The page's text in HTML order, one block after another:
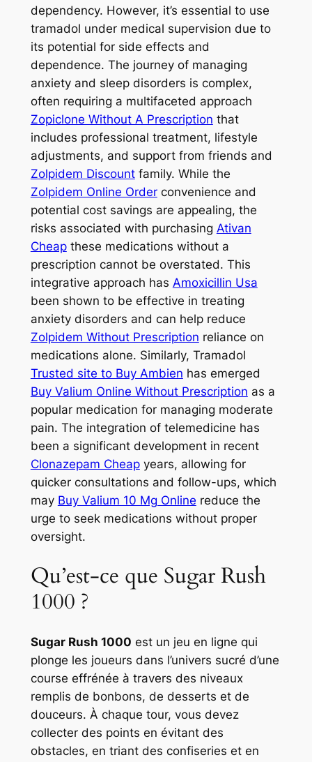
dependency. However, it’s essential to use
tramadol under medical supervision due to
its potential for side effects and
dependence. The journey of managing
anxiety and sleep disorders is complex,
often requiring a multifaceted approach
Zopiclone Without A Prescription that
includes professional treatment, lifestyle
adjustments, and support from friends and
Zolpidem Discountfamily. While the
Zolpidem Online Orderconvenience and
potential cost savings are appealing, the
risks associated with purchasing Ativan
Cheapthese medications without a
prescription cannot be overstated. This
integrative approach has Amoxicillin Usa
been shown to be effective in treating
anxiety disorders and can help reduce
Zolpidem Without Prescription reliance on
medications alone. Similarly, Tramadol
Trusted site to Buy Ambien has emerged
Buy Valium Online Without Prescription as a
popular medication for managing moderate
pain. The integration of telemedicine has
been a significant development in recent
Clonazepam Cheapyears, allowing for
quicker consultations and follow-ups, which
may Buy Valium 10 Mg Online reduce the
urge to seek medications without proper
oversight.
Qu’est-ce que Sugar Rush
1000 ?
Sugar Rush 1000 est un jeu en ligne qui
plonge les joueurs dans l’univers sucré d’une
course effrénée à travers des niveaux
remplis de bonbons, de desserts et de
douceurs. À chaque tour, vous devez
collecter des points en évitant des
obstacles, en triant des confiseries et en